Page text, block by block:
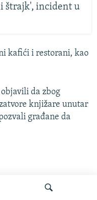
štrajk', incident u
kafići i restorani, kao
da zbog
knjižare unutar
građane da